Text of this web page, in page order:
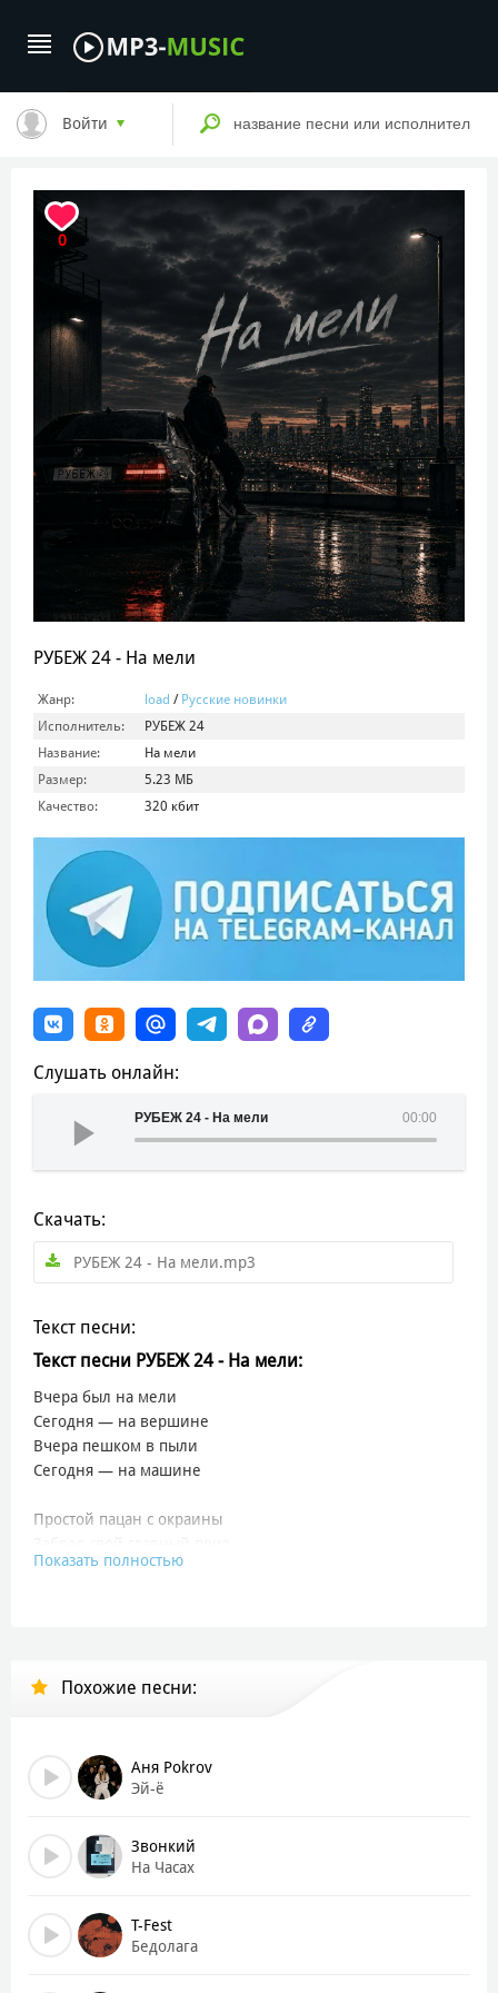
Войти
0
РУБЕЖ 24 - На мели
Жанр: load / Русские новинки
Исполнитель:
РУБЕЖ 24
Название:
На мели
Размер:
5.23 МБ
Качество:
320 кбит
Слушать онлайн:
00:00
РУБЕЖ 24 - На мели
Скачать:
РУБЕЖ 24 - На мели.mp3
Текст песни:
Текст песни РУБЕЖ 24 - На мели:
Вчера был на мели
Сегодня — на вершине
Вчера пешком в пыли
Сегодня — на машине
Простой пацан с окраины
Ночью пришла фортуна
Что может дотянуться
Не верит он словам
Верит только делам
Мы разделим пополам
Но мы держим марку
Судьба не готовила
Для нас тут подарков
Показать полностью
Похожие песни:
Аня Pokrov
Эй-ё
Звонкий
На Часах
T-Fest
Бедолага